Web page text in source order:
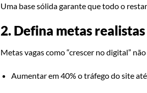
Uma base sólida garante que todo o
2. Defina metas
Metas vagas como “crescer no digital”
Aumentar em 40% o tráfego do site